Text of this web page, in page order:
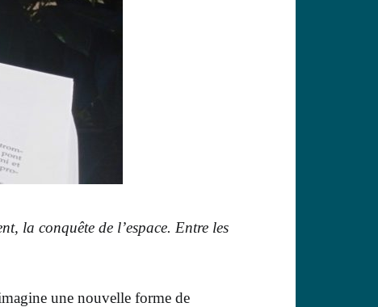
la conquête de l’espace. Entre les
une nouvelle forme de